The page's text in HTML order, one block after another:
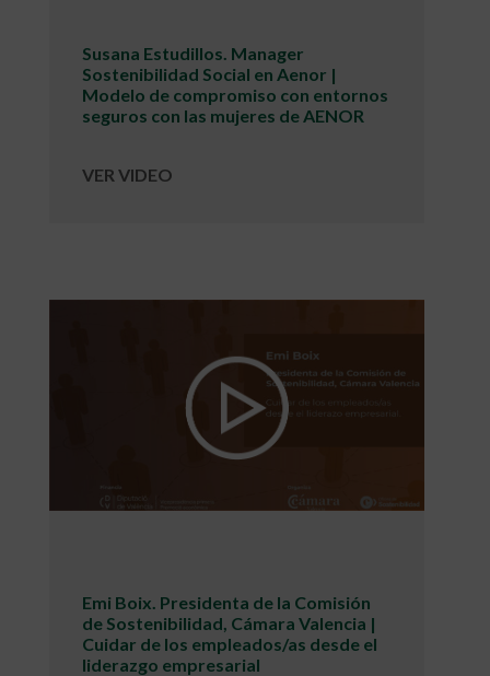
Susana Estudillos. Manager
Sostenibilidad Social en Aenor |
Modelo de compromiso con entornos
seguros con las mujeres de AENOR
VER VIDEO
Emi Boix. Presidenta de la Comisión
de Sostenibilidad, Cámara Valencia |
Cuidar de los empleados/as desde el
liderazgo empresarial